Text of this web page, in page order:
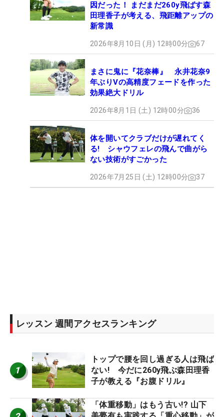
因だった！ まだまだ260y飛ばす森
田理香子が考える、飛距離アップの
新常識
2026年8月10日 (月) 12時00分 67
まさに鬼に『花奈棒』 永井花奈9
年ぶりVの高精度フェードを作った
効果絶大ドリル
2026年8月1日 (土) 12時00分 36
体を開いてクラブだけが遅れてく
る! シャウフェレの飛んで曲がら
ない技術がすごかった
2026年7月25日 (土) 12時00分 37
レッスン 週間アクセスランキング
1
トップで腰を回し過ぎる人は飛ば
ない! 今だに260y飛ぶ森田理香
子が教える『お腹ドリル』
「体重移動」はもう古い!? 山下